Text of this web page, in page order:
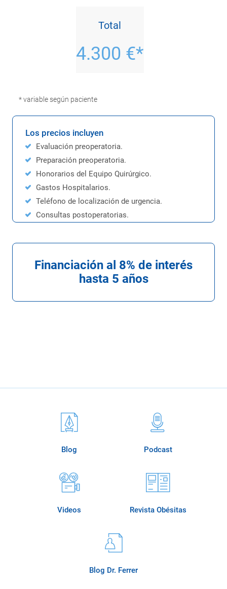
Total
4.300 €*
* variable según paciente
Los precios incluyen
Evaluación preoperatoria.
Preparación preoperatoria.
Honorarios del Equipo Quirúrgico.
Gastos Hospitalarios.
Teléfono de localización de urgencia.
Consultas postoperatorias.
Financiación al 8% de interés
hasta 5 años
Blog Podcast
Videos Revista Obésitas
Blog Dr. Ferrer